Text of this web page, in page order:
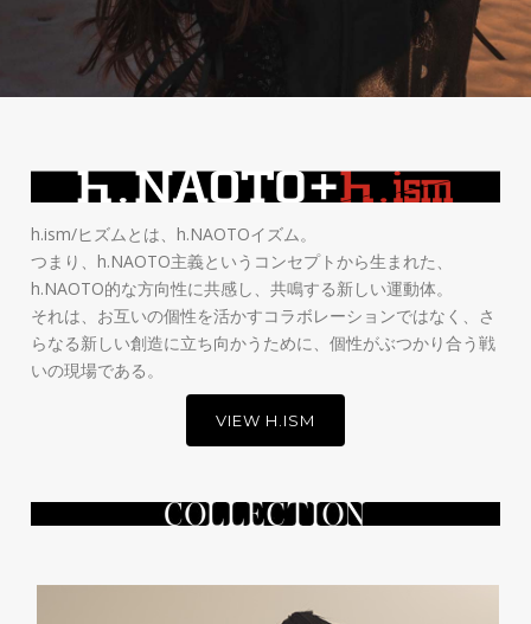
h.ism/ヒズムとは、h.NAOTOイズム。
つまり、h.NAOTO主義というコンセプトから生まれた、
h.NAOTO的な方向性に共感し、共鳴する新しい運動体。
それは、お互いの個性を活かすコラボレーションではなく、さ
らなる新しい創造に立ち向かうために、個性がぶつかり合う戦
いの現場である。
VIEW H.ISM